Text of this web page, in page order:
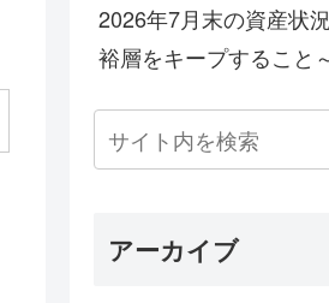
2026年7月末の資産状
裕層をキープすること
アーカイブ